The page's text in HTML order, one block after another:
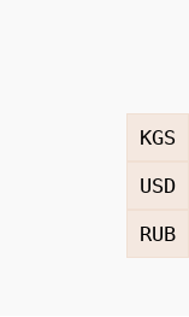
KGS
USD
RUB